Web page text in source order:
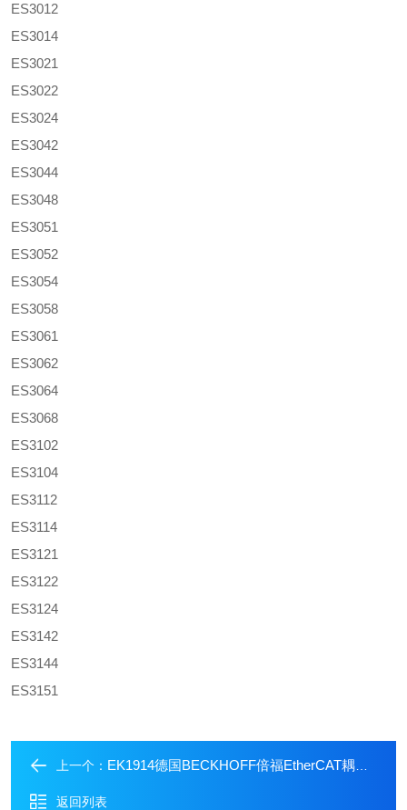
ES3012
ES3014
ES3021
ES3022
ES3024
ES3042
ES3044
ES3048
ES3051
ES3052
ES3054
ES3058
ES3061
ES3062
ES3064
ES3068
ES3102
ES3104
ES3112
ES3114
ES3121
ES3122
ES3124
ES3142
ES3144
ES3151
上一个： EK1914德国BECKHOFF倍福EtherCAT耦合器模块
返回列表